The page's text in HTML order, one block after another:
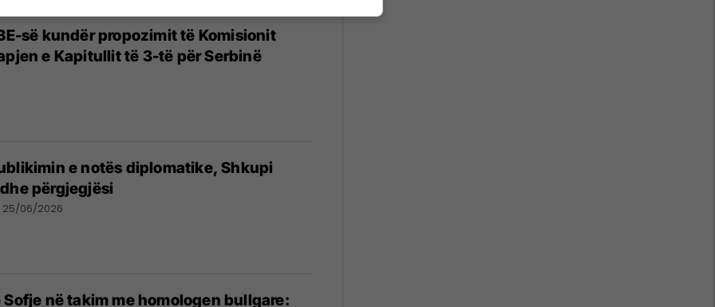
së kundër propozimit të Komisionit
e Kapitullit të 3-të për Serbinë
e notës diplomatike, Shkupi
përgjegjësi
25/06/2026
Sofje në takim me homologen bullgare: